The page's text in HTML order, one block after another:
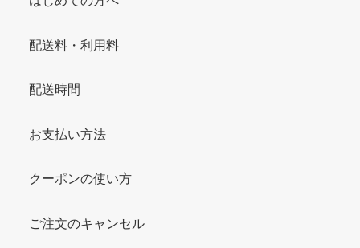
配送料・利用料
配送時間
お支払い方法
クーポンの使い方
ご注文のキャンセル